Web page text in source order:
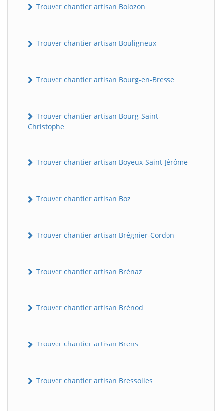
Trouver chantier artisan Bolozon
Trouver chantier artisan Bouligneux
Trouver chantier artisan Bourg-en-Bresse
Trouver chantier artisan Bourg-Saint-
Christophe
Trouver chantier artisan Boyeux-Saint-Jérôme
Trouver chantier artisan Boz
Trouver chantier artisan Brégnier-Cordon
Trouver chantier artisan Brénaz
Trouver chantier artisan Brénod
Trouver chantier artisan Brens
Trouver chantier artisan Bressolles